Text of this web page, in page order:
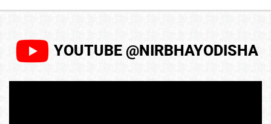
YOUTUBE @NIRBHAYODISHA